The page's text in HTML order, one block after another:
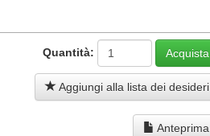
Quantità:
Aggiungi alla lista dei desideri
Anteprima